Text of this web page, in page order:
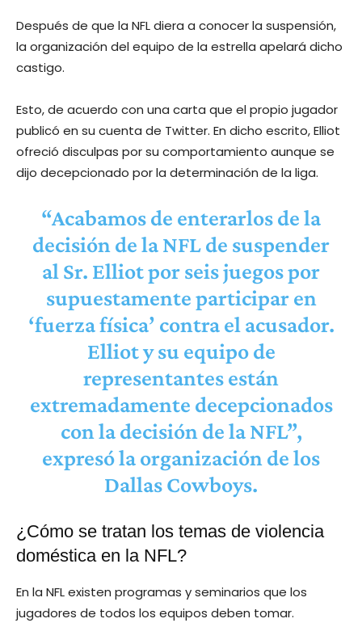
Después de que la NFL diera a conocer la suspensión,
la organización del equipo de la estrella apelará dicho
castigo.
Esto, de acuerdo con una carta que el propio jugador
publicó en su cuenta de Twitter. En dicho escrito, Elliot
ofreció disculpas por su comportamiento aunque se
dijo decepcionado por la determinación de la liga.
“Acabamos de enterarlos de la
decisión de la NFL de suspender
al Sr. Elliot por seis juegos por
supuestamente participar en
‘fuerza física’ contra el acusador.
Elliot y su equipo de
representantes están
extremadamente decepcionados
con la decisión de la NFL”,
expresó la organización de los
Dallas Cowboys.
¿Cómo se tratan los temas de violencia
doméstica en la NFL?
En la NFL existen programas y seminarios que los
jugadores de todos los equipos deben tomar.